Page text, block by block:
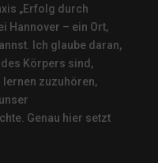
„Erfolg durch
Hannover – ein Ort,
Ich glaube daran,
des Körpers sind,
lernen zuzuhören,
Genau hier setzt